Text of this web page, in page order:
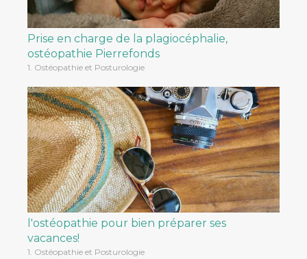
Prise en charge de la plagiocéphalie,
ostéopathie Pierrefonds
1. Ostéopathie et Posturologie
l'ostéopathie pour bien préparer ses
vacances!
1. Ostéopathie et Posturologie